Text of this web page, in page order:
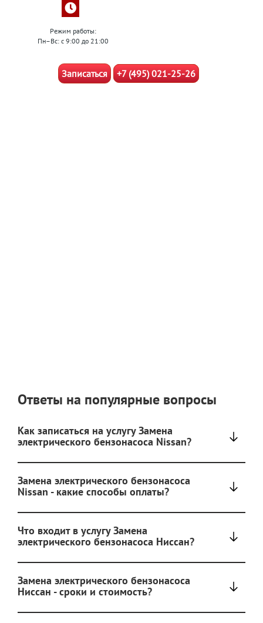
Режим работы:
Пн–Вс: с 9:00 до 21:00
Записаться +7 (495) 021-25-26
Ответы на популярные вопросы
Как записаться на услугу Замена
электрического бензонасоса Nissan?
Замена электрического бензонасоса
Nissan - какие способы оплаты?
Что входит в услугу Замена
электрического бензонасоса Ниссан?
Замена электрического бензонасоса
Ниссан - сроки и стоимость?